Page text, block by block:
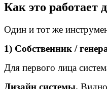
Как это работает
Один и тот же
1) Собственник /
Для первого лица
Дизайн системы.